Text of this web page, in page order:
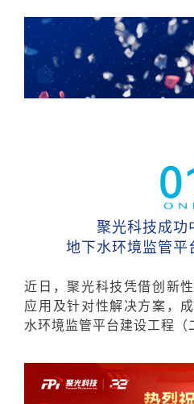
聚光科技成功
地下水环境监管平
近日，聚光科技凭借创新
应用及针对性解决方案，
水环境监管平台建设工程（